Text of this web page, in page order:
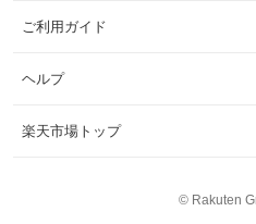
ご利用ガイド
ヘルプ
楽天市場トップ
© Rakuten